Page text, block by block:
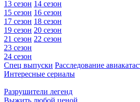
13 сезон 14 сезон
15 сезон 16 сезон
17 сезон 18 сезон
19 сезон 20 сезон
21 сезон 22 сезон
23 сезон
24 сезон
Спец выпуски Расследование
Интересные сериалы
Разрушители легенд
Выжить любой ценой